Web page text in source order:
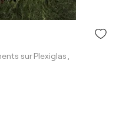
sur Plexiglas ,